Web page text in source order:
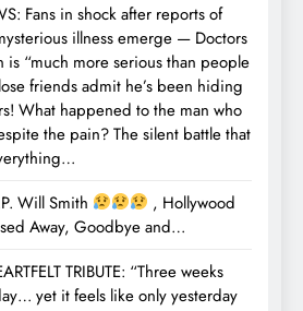
Fans in shock after reports of
illness emerge — Doctors
is “much more serious than people
friends admit he’s been hiding
What happened to the man who
the pain? The silent battle that
Will Smith
, Hollywood
Away, Goodbye and…
TRIBUTE: “Three weeks
yet it feels like only yesterday